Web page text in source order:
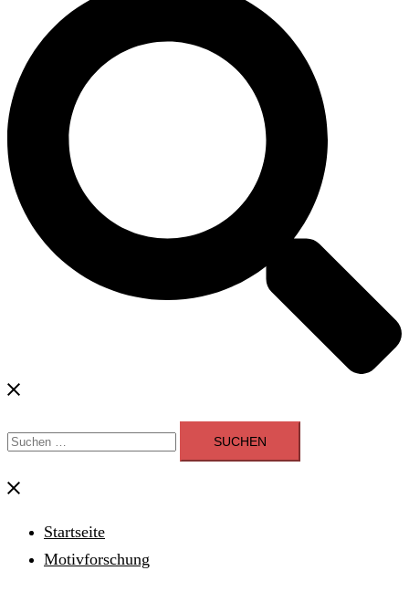
Suchen
nach:
Menü
Startseite
Motivforschung